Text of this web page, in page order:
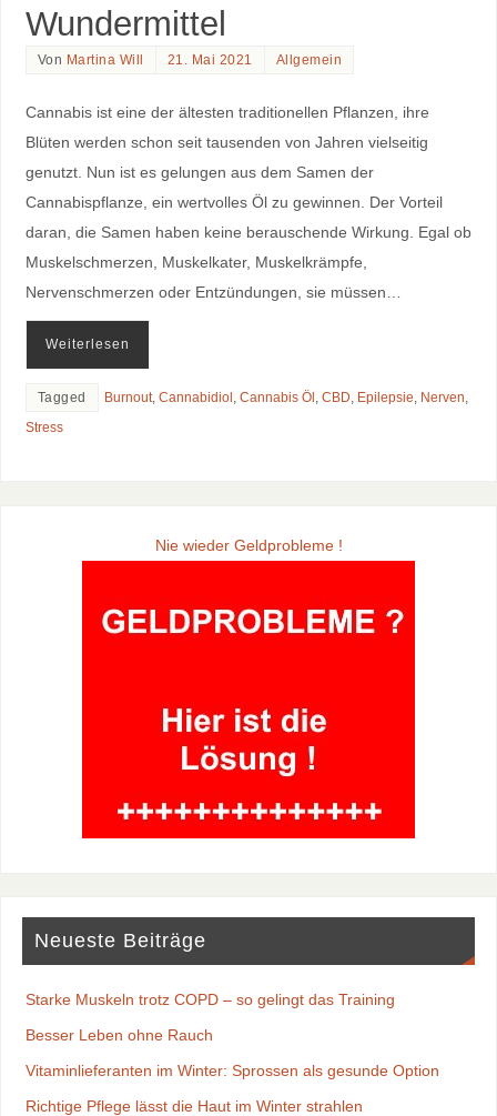
Wundermittel
Von Martina Will 21. Mai 2021 Allgemein
Cannabis ist eine der ältesten traditionellen Pflanzen, ihre
Blüten werden schon seit tausenden von Jahren vielseitig
genutzt. Nun ist es gelungen aus dem Samen der
Cannabispflanze, ein wertvolles Öl zu gewinnen. Der Vorteil
daran, die Samen haben keine berauschende Wirkung. Egal ob
Muskelschmerzen, Muskelkater, Muskelkrämpfe,
Nervenschmerzen oder Entzündungen, sie müssen…
Weiterlesen
Tagged Burnout, Cannabidiol , Cannabis Öl , CBD, Epilepsie, Nerven,
Stress
Nie wieder Geldprobleme !
Neueste Beiträge
Starke Muskeln trotz COPD – so gelingt das Training
Besser Leben ohne Rauch
Vitaminlieferanten im Winter: Sprossen als gesunde Option
Richtige Pflege lässt die Haut im Winter strahlen